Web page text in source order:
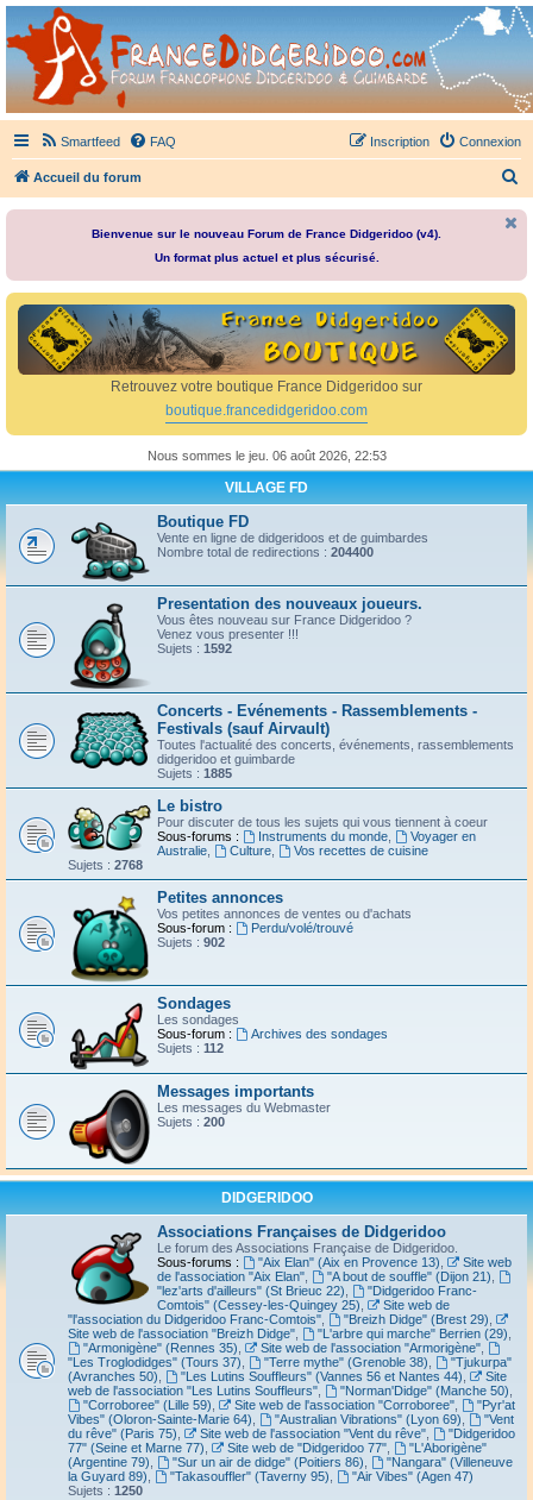
France Didgeridoo
Didgeridoo et Guimbarde sur France Didgeridoo - retrouvez la communauté.
Smartfeed FAQ Connexion
Inscription
Accueil du forum
e
r
Bienvenue sur le nouveau Forum de France Didgeridoo (v4).
Un format plus actuel et plus sécurisé.
Retrouvez votre boutique France Didgeridoo sur
boutique.francedidgeridoo.com
Nous sommes le jeu. 06 août 2026, 22:53
VILLAGE FD
Boutique FD
Vente en ligne de didgeridoos et de guimbardes
Nombre total de redirections : 204400
Presentation des nouveaux joueurs.
Vous êtes nouveau sur France Didgeridoo ?
Venez vous presenter !!!
Sujets : 1592
Concerts - Evénements - Rassemblements -
Festivals (sauf Airvault)
Toutes l'actualité des concerts, événements, rassemblements
didgeridoo et guimbarde
Sujets : 1885
Le bistro
Pour discuter de tous les sujets qui vous tiennent à coeur
Sous-forums :
Instruments du monde,
Voyager en
Australie
Culture,
Vos recettes de cuisine
Sujets : 2768
Petites annonces
Vos petites annonces de ventes ou d'achats
Sous-forum :
Perdu/volé/trouvé
Sujets : 902
Sondages
Les sondages
Sous-forum :
Archives des sondages
Sujets : 112
Messages importants
Les messages du Webmaster
Sujets : 200
DIDGERIDOO
Associations Françaises de Didgeridoo
Le forum des Associations Française de Didgeridoo.
Sous-forums :
"Aix Elan" (Aix en Provence 13)
Site web
de l'association "Aix Elan"
"A bout de souffle" (Dijon 21)
"lez'arts d'ailleurs" (St Brieuc 22)
"Didgeridoo Franc-
Comtois" (Cessey-les-Quingey 25)
Site web de
"l'association du Didgeridoo Franc-Comtois"
"Breizh Didge" (Brest 29)
Site web de l'association "Breizh Didge"
"L'arbre qui marche" Berrien (29)
"Armonigène" (Rennes 35)
Site web de l'association "Armorigène",
"Les Troglodidges" (Tours 37)
"Terre mythe" (Grenoble 38)
"Tjukurpa"
(Avranches 50)
"Les Lutins Souffleurs" (Vannes 56 et Nantes 44)
Site
web de l'association "Les Lutins Souffleurs"
"Norman'Didge" (Manche 50)
"Corroboree" (Lille 59)
Site web de l'association "Corroboree",
"Pyr'at
Vibes" (Oloron-Sainte-Marie 64)
"Australian Vibrations" (Lyon 69)
"Vent
du rêve" (Paris 75)
Site web de l'association "Vent du rêve",
"Didgeridoo
77" (Seine et Marne 77)
Site web de "Didgeridoo 77",
"L'Aborigène"
(Argentine 79)
"Sur un air de didge" (Poitiers 86)
"Nangara" (Villeneuve
la Guyard 89)
"Takasouffler" (Taverny 95)
"Air Vibes" (Agen 47)
Sujets : 1250